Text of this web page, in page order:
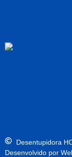
Desentupidora
Desenvolvido por